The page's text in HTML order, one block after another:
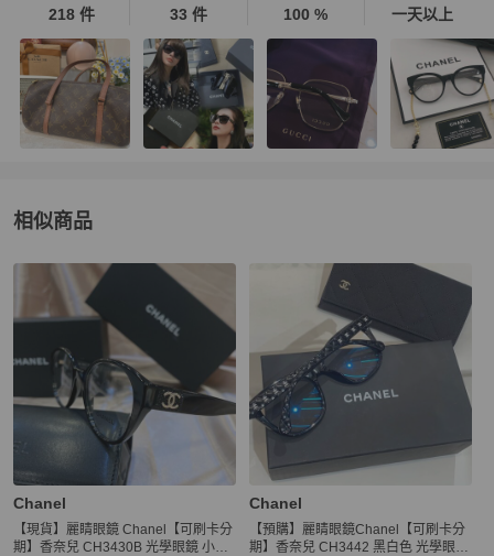
218 件 33 件 100 % 一天以上
相似商品
更多相似Chanel女士配件推薦精品
Chanel
【現貨】麗睛眼鏡 Chanel【可刷卡分
期】香奈兒 CH3430B 光學眼鏡 小香
Chanel
【預購】麗睛眼鏡Chanel【可刷卡分
期】香奈兒 CH3442 黑白色 光學眼鏡